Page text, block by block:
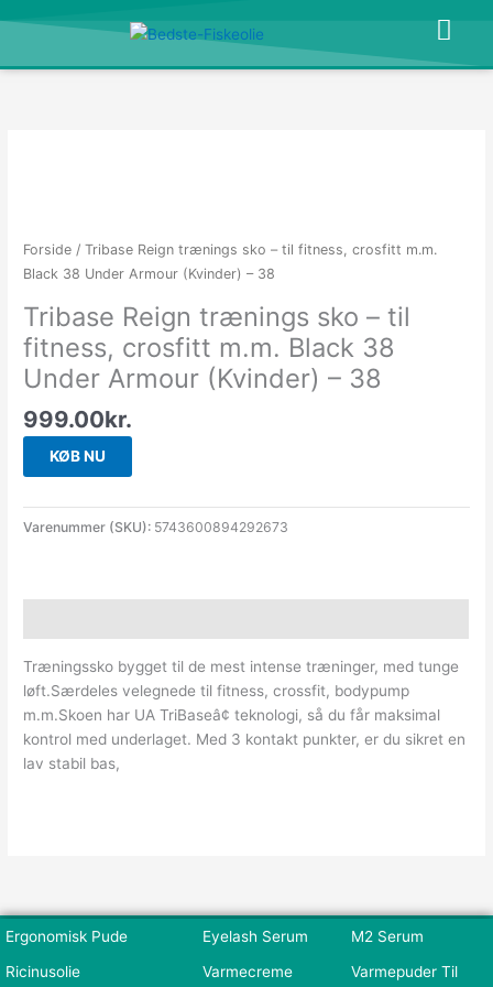
Forside / Tribase Reign trænings sko – til fitness, crosfitt m.m.
Black 38 Under Armour (Kvinder) – 38
Tribase Reign trænings sko – til
fitness, crosfitt m.m. Black 38
Under Armour (Kvinder) – 38
999.00kr.
KØB NU
Varenummer (SKU): 5743600894292673
Træningssko bygget til de mest intense træninger, med tunge
løft.Særdeles velegnede til fitness, crossfit, bodypump
m.m.Skoen har UA TriBaseâ¢ teknologi, så du får maksimal
kontrol med underlaget. Med 3 kontakt punkter, er du sikret en
lav stabil bas,
Ergonomisk Pude Eyelash Serum
M2 Serum
Ricinusolie
Varmecreme Varmepuder Til